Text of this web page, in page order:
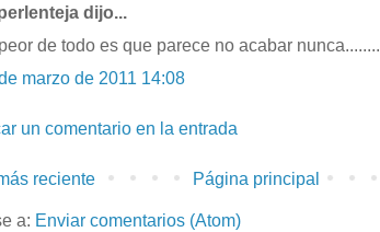
dijo...
de todo es que parece no acabar nunca........
marzo de 2011 14:08
un comentario en la entrada
reciente Página principal
a: Enviar comentarios (Atom)